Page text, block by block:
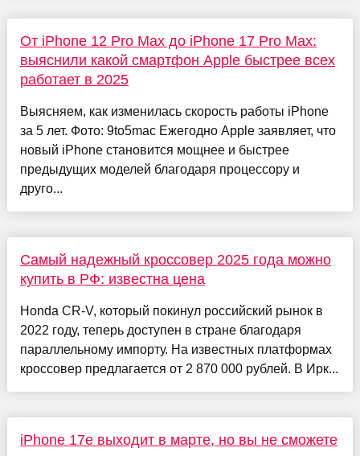
От iPhone 12 Pro Max до iPhone 17 Pro Max:
выяснили какой смартфон Apple быстрее всех
работает в 2025
Выясняем, как изменилась скорость работы iPhone
за 5 лет. Фото: 9to5mac Ежегодно Apple заявляет, что
новый iPhone становится мощнее и быстрее
предыдущих моделей благодаря процессору и
друго...
Самый надежный кроссовер 2025 года можно
купить в РФ: известна цена
Honda CR-V, который покинул российский рынок в
2022 году, теперь доступен в стране благодаря
параллельному импорту. На известных платформах
кроссовер предлагается от 2 870 000 рублей. В Ирк...
iPhone 17e выходит в марте, но вы не сможете